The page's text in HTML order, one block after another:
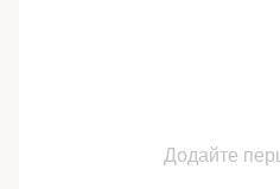
Додайте